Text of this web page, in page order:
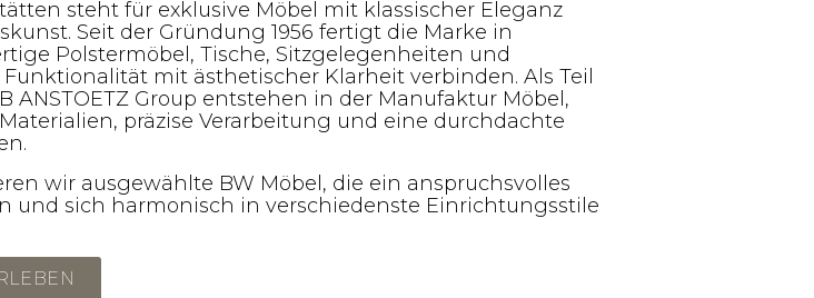
steht für exklusive Möbel mit klassischer Eleganz
Seit der Gründung 1956 fertigt die Marke in
Polstermöbel, Tische, Sitzgelegenheiten und
mit ästhetischer Klarheit verbinden. Als Teil
ANSTOETZ Group entstehen in der Manufaktur Möbel,
präzise Verarbeitung und eine durchdachte
wir ausgewählte BW Möbel, die ein anspruchsvolles
und sich harmonisch in verschiedenste Einrichtungsstile